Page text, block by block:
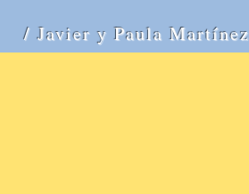
/ Javier y Paula Martínez